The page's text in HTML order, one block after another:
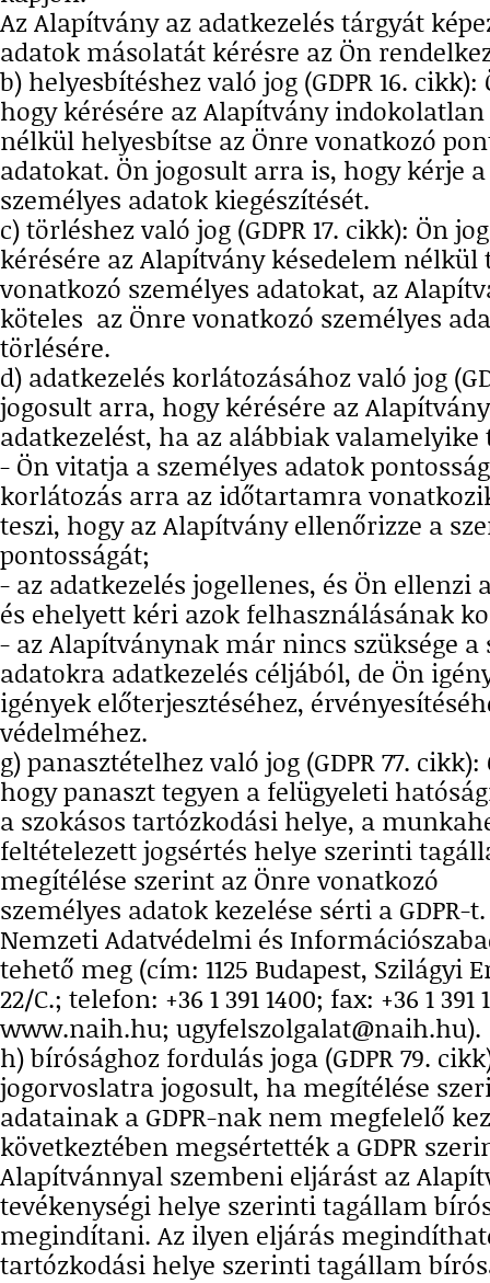
Az Alapítvány az adatkezelés tárgyát
adatok másolatát kérésre az Ön
b) helyesbítéshez való jog (GDPR 16.
hogy kérésére az Alapítvány
nélkül helyesbítse az Önre vonatkozó
adatokat. Ön jogosult arra is, hogy kérje
személyes adatok kiegészítését.
c) törléshez való jog (GDPR 17. cikk): Ön
kérésére az Alapítvány késedelem nélkül
vonatkozó személyes adatokat, az
köteles az Önre vonatkozó személyes
törlésére.
d) adatkezelés korlátozásához való jog
jogosult arra, hogy kérésére az
adatkezelést, ha az alábbiak
- Ön vitatja a személyes adatok
korlátozás arra az időtartamra
teszi, hogy az Alapítvány ellenőrizze a
pontosságát;
- az adatkezelés jogellenes, és Ön ellenzi
és ehelyett kéri azok felhasználásának
- az Alapítványnak már nincs szüksége a
adatokra adatkezelés céljából, de Ön
igények előterjesztéséhez,
védelméhez.
g) panasztételhez való jog (GDPR 77.
hogy panaszt tegyen a felügyeleti
a szokásos tartózkodási helye, a
feltételezett jogsértés helye szerinti
megítélése szerint az Önre vonatkozó
személyes adatok kezelése sérti a GDPR-
Nemzeti Adatvédelmi és
tehető meg (cím: 1125 Budapest, Szilágyi
22/C.; telefon: +36 1 391 1400; fax: +36 1 391
www.naih.hu; ugyfelszolgalat@naih.hu).
h) bírósághoz fordulás joga (GDPR 79.
jogorvoslatra jogosult, ha megítélése
adatainak a GDPR-nak nem megfelelő
következtében megsértették a GDPR
Alapítvánnyal szembeni eljárást az
tevékenységi helye szerinti tagállam
megindítani. Az ilyen eljárás
tartózkodási helye szerinti tagállam